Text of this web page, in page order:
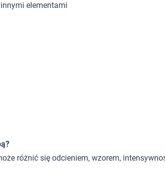
elementami
różnić się odcieniem, wzorem,